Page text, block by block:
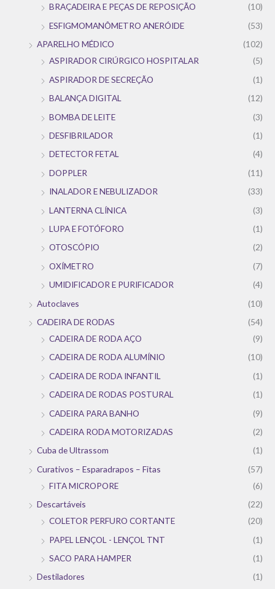
BRAÇADEIRA E PEÇAS DE REPOSIÇÃO
(10)
ESFIGMOMANÔMETRO ANERÓIDE
(53)
APARELHO MÉDICO
(102)
ASPIRADOR CIRÚRGICO HOSPITALAR
(5)
ASPIRADOR DE SECREÇÃO
(1)
BALANÇA DIGITAL
(12)
BOMBA DE LEITE
(3)
DESFIBRILADOR
(1)
DETECTOR FETAL
(4)
DOPPLER
(11)
INALADOR E NEBULIZADOR
(33)
LANTERNA CLÍNICA
(3)
LUPA E FOTÓFORO
(1)
OTOSCÓPIO
(2)
OXÍMETRO
(7)
UMIDIFICADOR E PURIFICADOR
(4)
Autoclaves
(10)
CADEIRA DE RODAS
(54)
CADEIRA DE RODA AÇO
(9)
CADEIRA DE RODA ALUMÍNIO
(10)
CADEIRA DE RODA INFANTIL
(1)
CADEIRA DE RODAS POSTURAL
(1)
CADEIRA PARA BANHO
(9)
CADEIRA RODA MOTORIZADAS
(2)
Cuba de Ultrassom
(1)
Curativos – Esparadrapos – Fitas
(57)
FITA MICROPORE
(6)
Descartáveis
(22)
COLETOR PERFURO CORTANTE
(20)
PAPEL LENÇOL - LENÇOL TNT
(1)
SACO PARA HAMPER
(1)
Destiladores
(1)